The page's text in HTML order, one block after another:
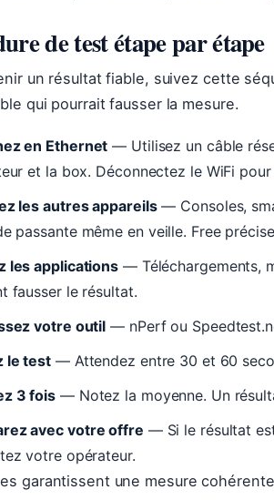
de test étape par étape
un résultat fiable, suivez cette
qui pourrait fausser la mesure.
en Ethernet — Utilisez un câble
et la box. Déconnectez le WiFi
les autres appareils— Consoles,
passante même en veille. Free
les applications — Téléchargements,
fausser le résultat.
votre outil — nPerf ou
le test — Attendez entre 30 et 60
3 fois — Notez la moyenne. Un
avec votre offre — Si le résultat
votre opérateur.
garantissent une mesure